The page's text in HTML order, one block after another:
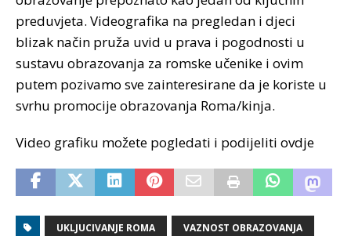
preduvjeta. Videografika na pregledan i djeci
blizak način pruža uvid u prava i pogodnosti u
sustavu obrazovanja za romske učenike i ovim
putem pozivamo sve zainteresirane da je koriste u
svrhu promocije obrazovanja Roma/kinja.
Video grafiku možete pogledati i podijeliti ovdje
UKLJUCIVANJE ROMA VAZNOST OBRAZOVANJA